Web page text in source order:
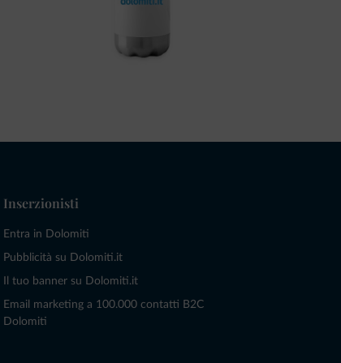
Inserzionisti
Entra in Dolomiti
Pubblicità su Dolomiti.it
Il tuo banner su Dolomiti.it
Email marketing a 100.000 contatti B2C
Dolomiti